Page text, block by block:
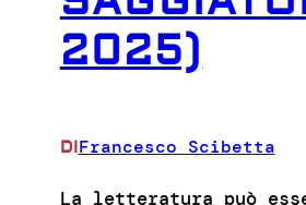
2025)
DIFrancesco Scibetta
La letteratura può